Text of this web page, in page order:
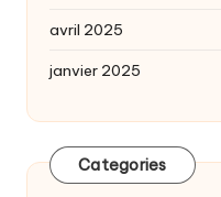
avril 2025
janvier 2025
Categories